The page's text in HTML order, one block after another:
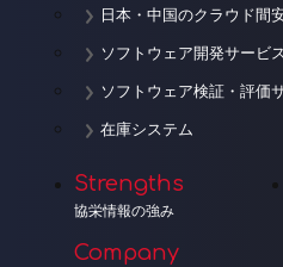
日本・中国のクラウド間
ソフトウェア開発サービ
ソフトウェア検証・評価
在庫システム
Strengths
協栄情報の強み
Company